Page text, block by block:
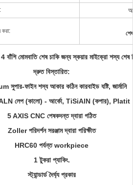
করা:
বাঁশি মোমবাতি শেষ চাকি জন্য স্কয়ার মাইক্রো শস্য শেষ
দ্রুত বিস্তারিত:
সুপার-ফাইন শস্য আকার কঠিন কারবাইড যষ্টি, জার্মানি
লেপ (কালো) - আর্কো, TiSiAlN (কপার), Platit
5 AXIS CNC পেষকদন্ত দ্বারা গঠিত
Zoller পরিদর্শন সরঞ্জাম দ্বারা পরিক্ষীত
HRC60 পর্যন্ত workpiece
1 টুকরা প্যাকিং.
স্ট্যান্ডার্ড দৈর্ঘ্য প্রকার